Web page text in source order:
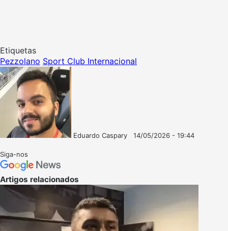
Etiquetas
Pezzolano Sport Club Internacional
Eduardo Caspary
14/05/2026 - 19:44
Siga-nos
Artigos relacionados